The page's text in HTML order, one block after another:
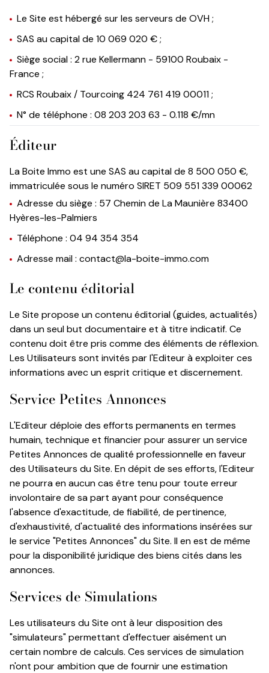
Le Site est hébergé sur les serveurs de OVH ;
SAS au capital de 10 069 020 € ;
Siège social : 2 rue Kellermann - 59100 Roubaix -
France ;
RCS Roubaix / Tourcoing 424 761 419 00011 ;
N° de téléphone : 08 203 203 63 - 0.118 €/mn
Éditeur
La Boite Immo est une SAS au capital de 8 500 050 €,
immatriculée sous le numéro SIRET 509 551 339 00062
Adresse du siège : 57 Chemin de La Maunière 83400
Hyères-les-Palmiers
Téléphone : 04 94 354 354
Adresse mail : contact@la-boite-immo.com
Le contenu éditorial
Le Site propose un contenu éditorial (guides, actualités)
dans un seul but documentaire et à titre indicatif. Ce
contenu doit être pris comme des éléments de réflexion.
Les Utilisateurs sont invités par l'Editeur à exploiter ces
informations avec un esprit critique et discernement.
Service Petites Annonces
L'Editeur déploie des efforts permanents en termes
humain, technique et financier pour assurer un service
Petites Annonces de qualité professionnelle en faveur
des Utilisateurs du Site. En dépit de ses efforts, l'Editeur
ne pourra en aucun cas être tenu pour toute erreur
involontaire de sa part ayant pour conséquence
l'absence d'exactitude, de fiabilité, de pertinence,
d'exhaustivité, d'actualité des informations insérées sur
le service "Petites Annonces" du Site. Il en est de même
pour la disponibilité juridique des biens cités dans les
annonces.
Services de Simulations
Les utilisateurs du Site ont à leur disposition des
"simulateurs" permettant d'effectuer aisément un
certain nombre de calculs. Ces services de simulation
n'ont pour ambition que de fournir une estimation